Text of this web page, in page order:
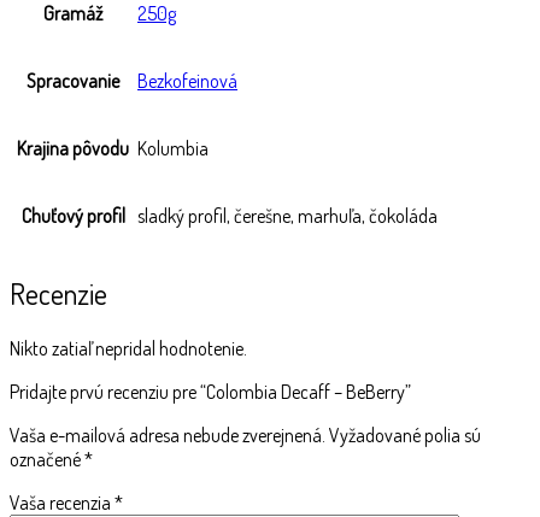
Gramáž 250g
Spracovanie Bezkofeinová
Krajina pôvodu Kolumbia
Chuťový profil sladký profil, čerešne, marhuľa, čokoláda
Recenzie
Nikto zatiaľ nepridal hodnotenie.
Pridajte prvú recenziu pre “Colombia Decaff – BeBerry”
Vaša e-mailová adresa nebude zverejnená. Vyžadované polia sú
označené*
Vaša recenzia *